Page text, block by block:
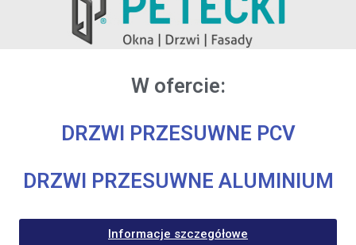
W ofercie:
DRZWI PRZESUWNE PCV
DRZWI PRZESUWNE ALUMINIUM
Informacje szczegółowe